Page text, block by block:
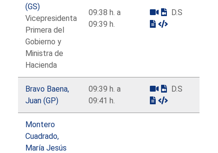
(GS)
Vicepresidenta
Primera del
Gobierno y
Ministra de
Hacienda
09:38 h. a
09:39 h.
D.S
Bravo Baena,
Juan (GP)
09:39 h. a
09:41 h.
D.S
Montero
Cuadrado,
María Jesús